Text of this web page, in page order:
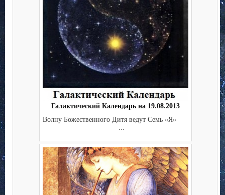
Галактический Календарь на 19.08.2013
Волну Божественного Дитя ведут Семь «Я»